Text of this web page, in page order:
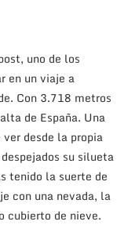
uno de los
en un viaje a
Con 3.718 metros
de España. Una
desde la propia
su silueta
tenido la suerte de
con una nevada, la
cubierto de nieve.